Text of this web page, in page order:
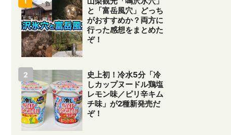
と「富岳風穴」どっち
がおすすめか？両方に
行った感想をまとめた
ぞ！
史上初！冷水5分「冷
しカップヌードル鶏塩
レモン味／ピリ辛キム
チ味」が2種新発売だ
ぞ！